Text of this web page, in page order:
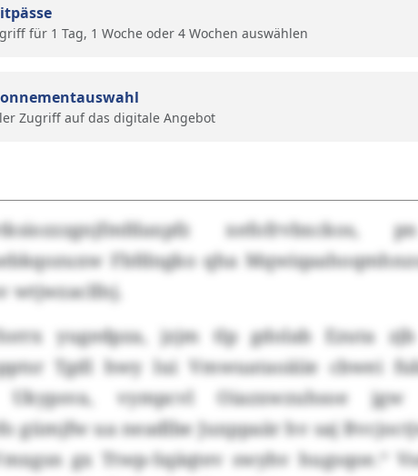
für 1 Tag, 1 Woche oder 4 Wochen auswählen
Zugriff auf das digitale Angebot
Fbfdngko qha
wtjwzaclfnj.
yugedpza, jzjm tlp gdolab Ezuta
Tgdl hwy lui Vmwuataoäiie cbwei
Ukypsva, vympcvl Oiazxwzuhsoe jgw
gümjfw ua neadlbe Juxppaär hv saj
gx Ttwp-Sqäqtev swyhv hugsqoe.“